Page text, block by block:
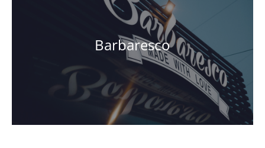
Barbaresco